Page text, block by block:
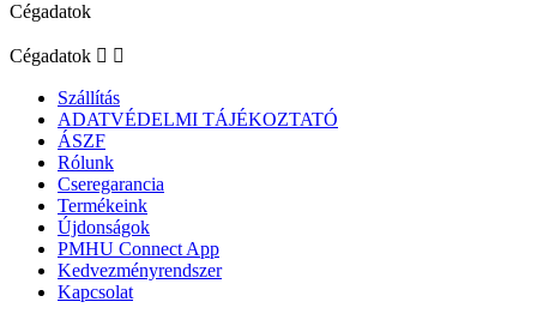
Cégadatok
Cégadatok  
Szállítás
ADATVÉDELMI TÁJÉKOZTATÓ
ÁSZF
Rólunk
Cseregarancia
Termékeink
Újdonságok
PMHU Connect App
Kedvezményrendszer
Kapcsolat